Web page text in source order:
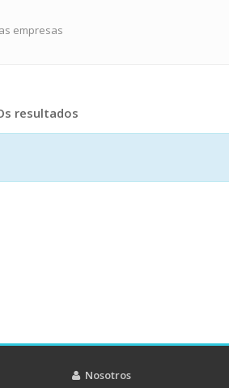
empresas
resultados
Nosotros